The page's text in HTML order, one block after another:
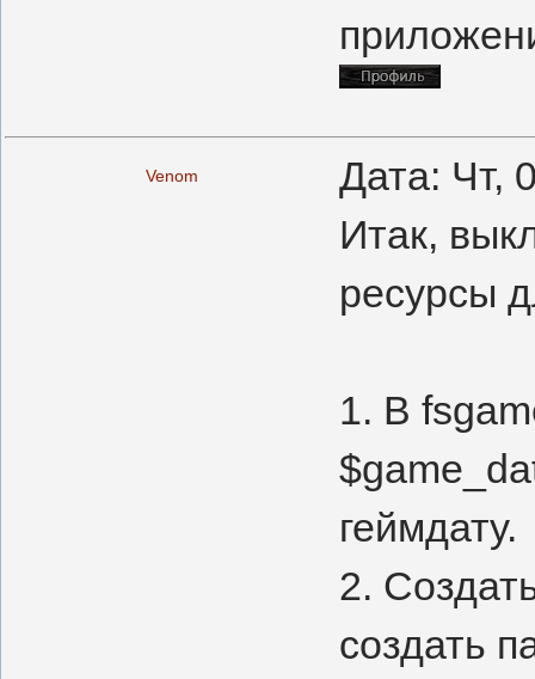
Venom Дата: Чт,
Итак,
ресурсы
1. В
геймдату.
2.
создать